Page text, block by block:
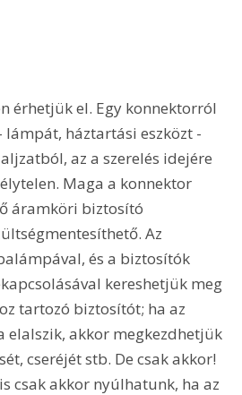
érhetjük el. Egy konnektorról
lámpát, háztartási eszközt -
az a szerelés idejére
Maga a konnektor
áramköri biztosító
Az
és a biztosítók
kereshetjük meg
tartozó biztosítót; ha az
akkor megkezdhetjük
cseréjét stb. De csak akkor!
csak akkor nyúlhatunk, ha az